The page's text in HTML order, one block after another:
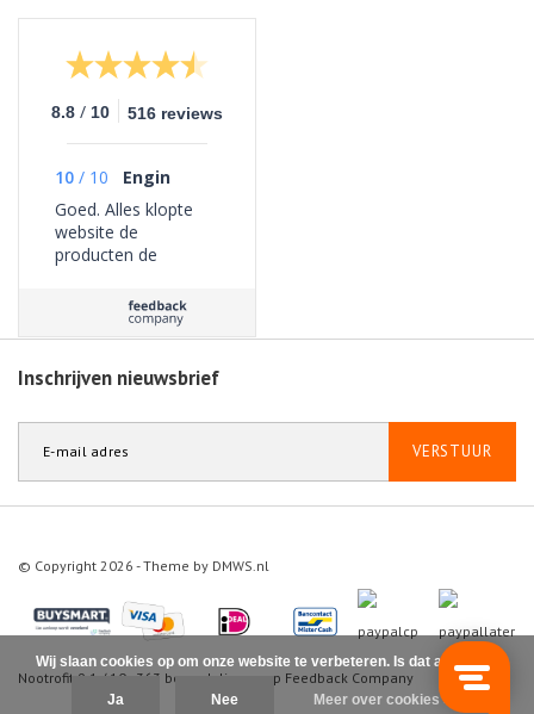
8.8 / 10 516 reviews
10 / 10
Engin
Goed. Alles klopte
website de
producten de
problemen ervaren.
Inschrijven nieuwsbrief
VERSTUUR
© Copyright 2026 - Theme by DMWS.nl
Nootrofit 9.1 / 10 363 beoordelingen op Feedback Company
Wij slaan cookies op om onze website te verbeteren. Is dat akkoord?
Ja Nee Meer over cookies »